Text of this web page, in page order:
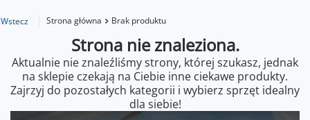
Wstecz Strona główna Brak produktu
Strona nie znaleziona.
Aktualnie nie znaleźliśmy strony, której szukasz, jednak
na sklepie czekają na Ciebie inne ciekawe produkty.
Zajrzyj do pozostałych kategorii i wybierz sprzęt idealny
dla siebie!